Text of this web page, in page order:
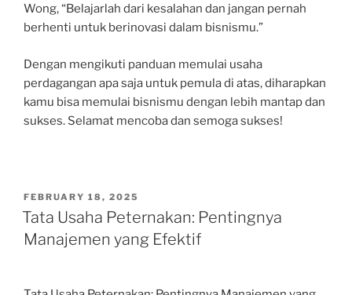
Wong, “Belajarlah dari kesalahan dan jangan pernah
berhenti untuk berinovasi dalam bisnismu.”
Dengan mengikuti panduan memulai usaha
perdagangan apa saja untuk pemula di atas, diharapkan
kamu bisa memulai bisnismu dengan lebih mantap dan
sukses. Selamat mencoba dan semoga sukses!
POSTED
ON
FEBRUARY 18, 2025
Tata Usaha Peternakan: Pentingnya
Manajemen yang Efektif